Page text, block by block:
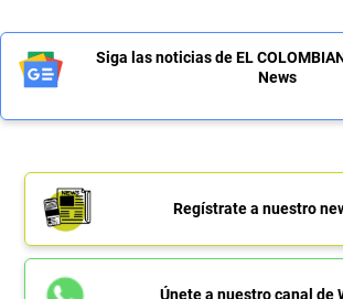
Siga las noticias de EL
News
Regístrate a nuestro
Únete a nuestro canal de